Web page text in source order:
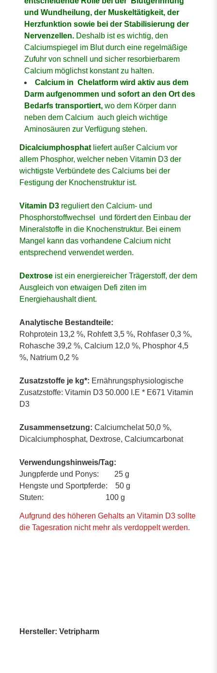
und Wundheilung, der Muskeltätigkeit, der
Herzfunktion sowie bei der Stabilisierung der
Nervenzellen. Deshalb ist es wichtig, den
Calciumspiegel im Blut durch eine regelmäßige
Zufuhr von schnell und sicher resorbierbarem
Calcium möglichst konstant zu halten.
Calcium in Chelatform wird aktiv aus dem
Darm aufgenommen und sofort an den Ort des
Bedarfs transportiert, wo dem Körper dann
neben dem Calcium auch gleich wichtige
Aminosäuren zur Verfügung stehen.
Dicalciumphosphat liefert außer Calcium vor
allem Phosphor, welcher neben Vitamin D3 der
wichtigste Verbündete des Calciums bei der
Festigung der Knochenstruktur ist.
Vitamin D3 reguliert den Calcium- und
Phosphorstoffwechsel und fördert den Einbau der
Mineralstoffe in die Knochenstruktur. Bei einem
Mangel kann das vorhandene Calcium nicht
entsprechend verwendet werden.
Dextrose ist ein energiereicher Trägerstoff, der dem
Ausgleich von etwaigen Defi ziten im
Energiehaushalt dient.
Analytische Bestandteile:
Rohprotein 13,2 %, Rohfett 3,5 %, Rohfaser 0,3 %,
Rohasche 39,2 %, Calcium 12,0 %, Phosphor 4,5
%, Natrium 0,2 %
Zusatzstoffe je kg*: Ernährungsphysiologische
Zusatzstoffe: Vitamin D3 50.000 I.E * E671 Vitamin
D3
Zusammensetzung: Calciumchelat 50,0 %,
Dicalciumphosphat, Dextrose, Calciumcarbonat
Verwendungshinweis/Tag:
Jungpferde und Ponys: 25 g
Hengste und Sportpferde: 50 g
Stuten: 100 g
Aufgrund des höheren Gehalts an Vitamin D3 sollte
die Tagesration nicht mehr als verdoppelt werden.
Hersteller: Vetripharm